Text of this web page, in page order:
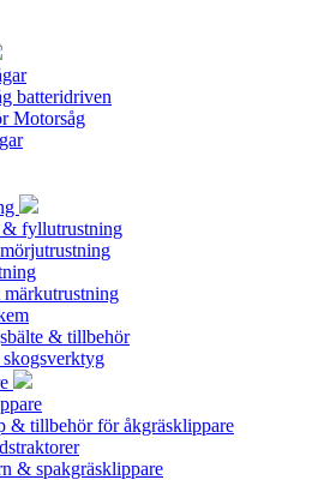
batteridriven
Motorsåg
fyllutrustning
& tillbehör
& tillbehör för åkgräsklippare
& spakgräsklippare